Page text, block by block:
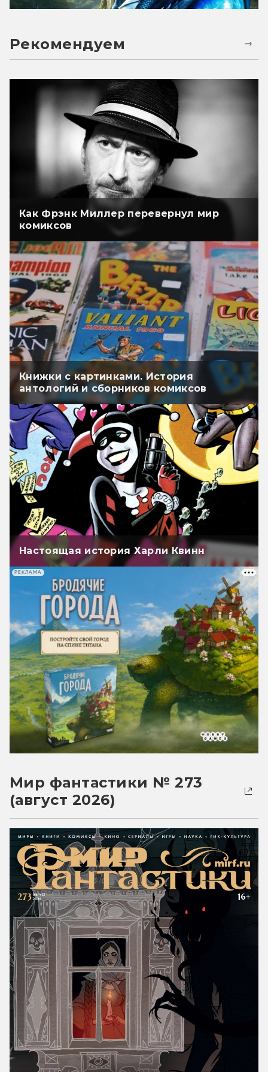
Рекомендуем
Как Фрэнк Миллер перевернул мир
комиксов
Книжки с картинками. История
антологий и сборников комиксов
Настоящая история Харли Квинн
РЕКЛАМА
Мир фантастики № 273
(август 2026)